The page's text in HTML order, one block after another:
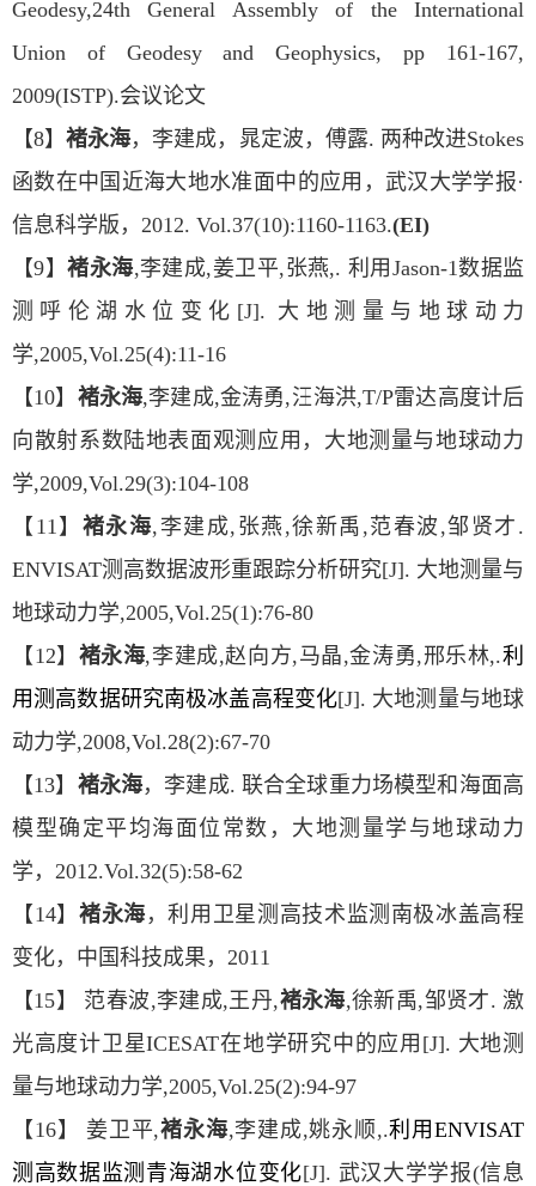
Geodesy,24th General Assembly of the International
Union of Geodesy and Geophysics, pp 161-167,
2009(ISTP).会议论文
【8】褚永海，李建成，晁定波，傅露. 两种改进Stokes
函数在中国近海大地水准面中的应用，武汉大学学报·
信息科学版，2012. Vol.37(10):1160-1163.(EI)
【9】褚永海,李建成,姜卫平,张燕,. 利用Jason-1数据监
测呼伦湖水位变化[J]. 大地测量与地球动力
学,2005,Vol.25(4):11-16
【10】 褚永海,李建成,金涛勇,汪海洪,T/P雷达高度计后
向散射系数陆地表面观测应用，大地测量与地球动力
学,2009,Vol.29(3):104-108
【11】 褚永海,李建成,张燕,徐新禹,范春波,邹贤才.
ENVISAT测高数据波形重跟踪分析研究[J]. 大地测量与
地球动力学,2005,Vol.25(1):76-80
【12】 褚永海,李建成,赵向方,马晶,金涛勇,邢乐林,.利
用测高数据研究南极冰盖高程变化[J]. 大地测量与地球
动力学,2008,Vol.28(2):67-70
【13】 褚永海，李建成. 联合全球重力场模型和海面高
模型确定平均海面位常数，大地测量学与地球动力
学，2012.Vol.32(5):58-62
【14】 褚永海 ，利用卫星测高技术监测南极冰盖高程
变化，中国科技成果，2011
【15】 范春波,李建成,王丹,褚永海,徐新禹,邹贤才. 激
光高度计卫星ICESAT在地学研究中的应用[J]. 大地测
量与地球动力学,2005,Vol.25(2):94-97
【16】 姜卫平,褚永海,李建成,姚永顺,.利用ENVISAT
测高数据监测青海湖水位变化[J]. 武汉大学学报(信息